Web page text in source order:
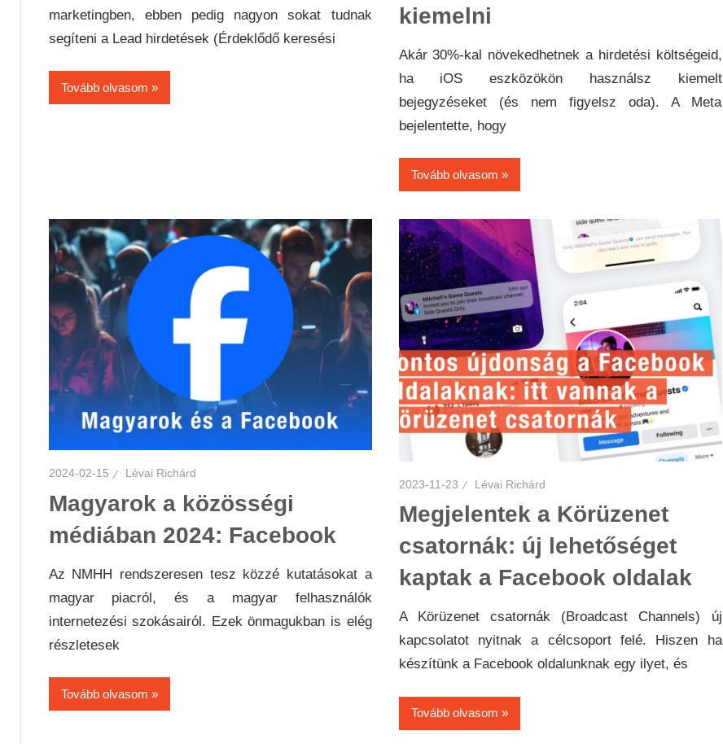
marketingben, ebben pedig nagyon sokat tudnak
segíteni a Lead hirdetések (Érdeklődő keresési
Tovább olvasom
kiemelni
Akár 30%-kal növekedhetnek a hirdetési költségeid,
ha iOS eszközökön használsz kiemelt
bejegyzéseket (és nem figyelsz oda). A Meta
bejelentette, hogy
Tovább olvasom
2024-02-15 Lévai Richárd
Magyarok a közösségi
médiában 2024: Facebook
Az NMHH rendszeresen tesz közzé kutatásokat a
magyar piacról, és a magyar felhasználók
internetezési szokásairól. Ezek önmagukban is elég
részletesek
Tovább olvasom
2023-11-23 Lévai Richárd
Megjelentek a Körüzenet
csatornák: új lehetőséget
kaptak a Facebook oldalak
A Körüzenet csatornák (Broadcast Channels) új
kapcsolatot nyitnak a célcsoport felé. Hiszen ha
készítünk a Facebook oldalunknak egy ilyet, és
Tovább olvasom